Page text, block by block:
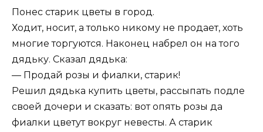
Понес старик цветы в город.
Ходит, носит, а только никому не продает, хоть
многие торгуются. Наконец набрел он на того
дядьку. Сказал дядька:
— Продай розы и фиалки, старик!
Решил дядька купить цветы, рассыпать подле
своей дочери и сказать: вот опять розы да
фиалки цветут вокруг невесты. А старик